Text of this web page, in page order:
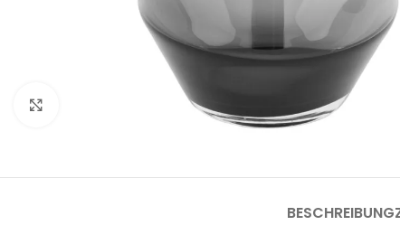
BESCHREIBUNG